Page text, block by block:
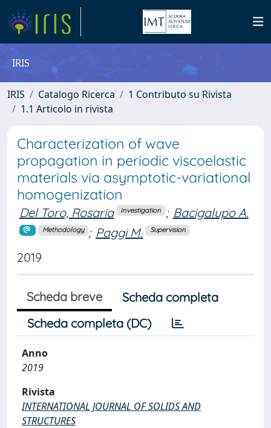
IRIS
IRIS Catalogo Ricerca
1 Contributo su Rivista
1.1 Articolo in rivista
Characterization of wave
propagation in periodic viscoelastic
materials via asymptotic-variational
homogenization
Del Toro, Rosaria Investigation ; Bacigalupo A.
Methodology ; Paggi M. Supervision
2019
Scheda breve
Scheda completa
Scheda completa (DC)
Anno
2019
Rivista
INTERNATIONAL JOURNAL OF SOLIDS AND
STRUCTURES